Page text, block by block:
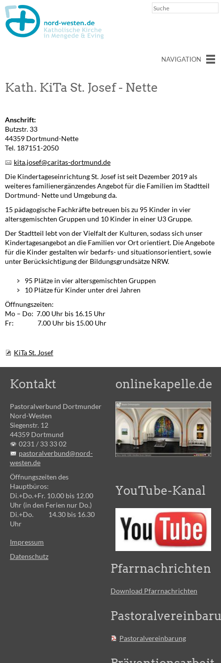
NAVIGATION
Kath. KiTa St. Josef - Nette
Anschrift:
Butzstr. 33
44359 Dortmund-Nette
Tel. 187151-2050
kita.josef@caritas-dortmund.de
Die Kindertageseinrichtung St. Josef ist seit Dezember 2019 als
weiteres familienergänzendes Angebot für die Familien im Stadtteil
Dortmund- Nette und Umgebung da.
15 pädagogische Fachkräfte betreuen bis zu 95 Kinder in vier
altersgemischten Gruppen und 10 Kinder in einer U3 Gruppe.
Der Stadtteil lebt von der Vielfalt der Kulturen, sodass sich unser
Kindertagesangebot an die Familien vor Ort orientiert. Die Angebote
für die Kinder gestalten wir bedarfs- und situationsorientiert, sowie
unter Berücksichtigung der Bildungsgrundsätze NRW.
95 Plätze in vier altersgemischten Gruppen
10 Plätze für Kinder unter drei Jahren
Öffnungszeiten:
Mo – Do: 7.00 Uhr bis 16.15 Uhr
Fr: 7.00 Uhr bis 15.00 Uhr
KiTa St. Josef
Kontakt
Pastoralverbund Dortmunder
Nord-Westen
Siegenstr. 12
44359 Dortmund
0231 / 33 33 02
pastoralverbund@nord-
westen.de
Öffnungszeiten des
Hauptbüros:
Di.+Do.+Fr. 10.00 bis 12.00
Uhr (in den Ferien nur Do.)
Di.+Do. 14.30 bis 16.30
Uhr
Impressum
Datenschutz
onlinekapelle.de
YouTube-Kanal
Pfarrnachrichten
Download Pfarrnachrichten
Pastoralvereinbarung